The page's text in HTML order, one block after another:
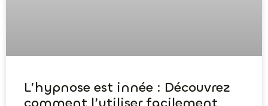
L’hypnose est innée : Découvrez